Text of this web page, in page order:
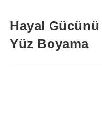
Hayal
Yüz Boyama